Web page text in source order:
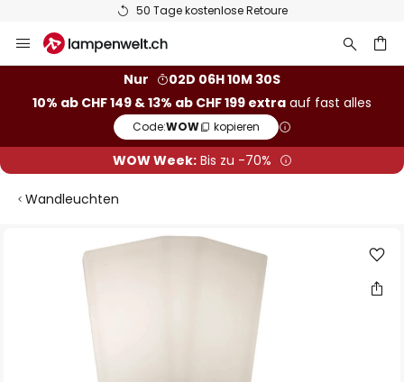
50 Tage kostenlose Retoure
Inhalt
Nur
02D 06H 10M 29S
10% ab CHF 149 & 13% ab CHF 199 extra auf fast alles
Code:WOW kopieren
WOW Week:Bis zu -70%
Wandleuchten